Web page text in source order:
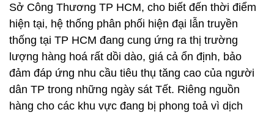
Sở Công Thương TP HCM, cho biết đến thời điểm
hiện tại, hệ thống phân phối hiện đại lẫn truyền
thống tại TP HCM đang cung ứng ra thị trường
lượng hàng hoá rất dồi dào, giá cả ổn định, bảo
đảm đáp ứng nhu cầu tiêu thụ tăng cao của người
dân TP trong những ngày sát Tết. Riêng nguồn
hàng cho các khu vực đang bị phong toả vì dịch